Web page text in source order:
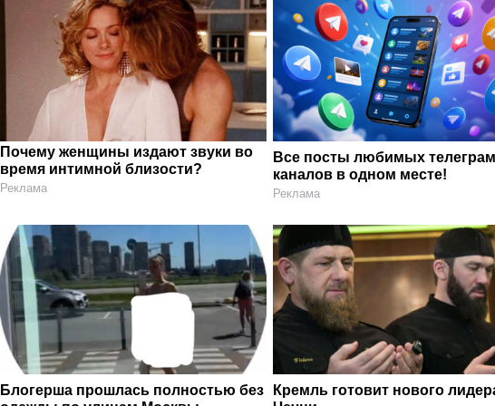
Почему женщины издают звуки во
время интимной близости?
Реклама
Все посты любимых
каналов в одном месте!
Реклама
Блогерша прошлась полностью без
Кремль готовит нового